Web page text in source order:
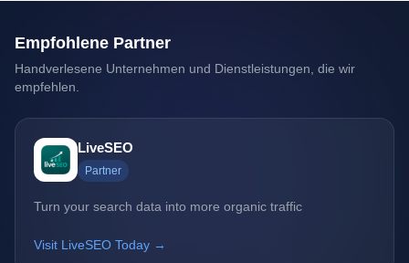
Empfohlene Partner
Handverlesene Unternehmen und Dienstleistungen, die wir
empfehlen.
LiveSEO
Partner
Turn your search data into more organic traffic
Visit LiveSEO Today →